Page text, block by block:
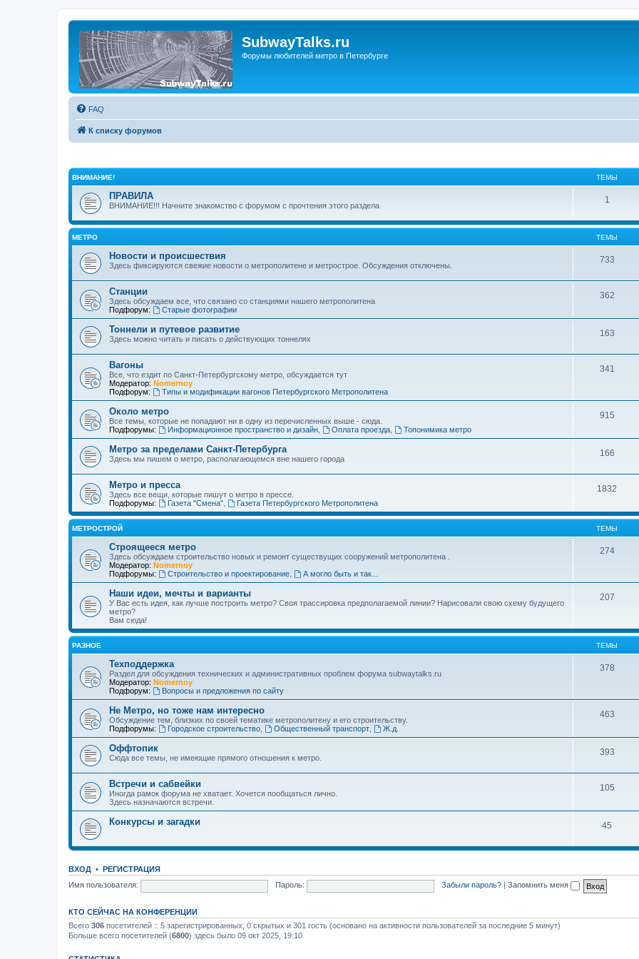
SubwayTalks.ru
Форумы любителей метро в Петербурге
FAQ
К списку форумов
ВНИМАНИЕ! ТЕМЫ
ПРАВИЛА
ВНИМАНИЕ!!! Начните знакомство с форумом с прочтения этого раздела
1
МЕТРО ТЕМЫ
Новости и происшествия
Здесь фиксируются свежие новости о метрополитене и метрострое. Обсуждения отключены.
733
Станции
Здесь обсуждаем все, что связано со станциями нашего метрополитена
Подфорум:
Старые фотографии
362
Тоннели и путевое развитие
Здесь можно читать и писать о действующих тоннелях
163
Вагоны
Все, что ездит по Санкт-Петербургскому метро, обсуждается тут
Модератор: Nomernoy
Подфорум:
Типы и модификации вагонов Петербургского Метрополитена
341
Около метро
Все темы, которые не попадают ни в одну из перечисленных выше - сюда.
Подфорумы:
Информационное пространство и дизайн, Оплата проезда, Топонимика метро
915
Метро за пределами Санкт-Петербурга
Здесь мы пишем о метро, располагающемся вне нашего города
166
Метро и пресса
Здесь все вещи, которые пишут о метро в прессе.
Подфорумы:
Газета "Смена", Газета Петербургского Метрополитена
1832
МЕТРОСТРОЙ ТЕМЫ
Строящееся метро
Здесь обсуждаем строительство новых и ремонт существущих сооружений метрополитена .
Модератор: Nomernoy
Подфорумы:
Строительство и проектирование, А могло быть и так...
274
Наши идеи, мечты и варианты
У Вас есть идея, как лучше построить метро? Своя трассировка предполагаемой линии? Нарисовали свою схему будущего
метро?
Вам сюда!
207
РАЗНОЕ ТЕМЫ
Техподдержка
Раздел для обсуждения технических и административных проблем форума subwaytalks.ru
Модератор: Nomernoy
Подфорум:
Вопросы и предложения по сайту
378
Не Метро, но тоже нам интересно
Обсуждение тем, близких по своей тематике метрополитену и его строительству.
Подфорумы:
Городское строительство, Общественный транспорт, Ж.д.
463
Оффтопик
Сюда все темы, не имеющие прямого отношения к метро.
393
Встречи и сабвейки
Иногда рамок форума не хватает. Хочется пообщаться лично.
Здесь назначаются встречи.
105
Конкурсы и загадки 45
ВХОД • РЕГИСТРАЦИЯ
Имя пользователя:
Пароль: Забыли пароль? Запомнить меня
КТО СЕЙЧАС НА КОНФЕРЕНЦИИ
Всего 306 посетителей :: 5 зарегистрированных, 0 скрытых и 301 гость (основано на активности пользователей за последние 5 минут)
Больше всего посетителей (6800) здесь было 09 окт 2025, 19:10